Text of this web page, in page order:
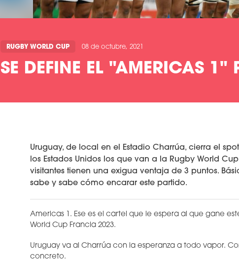
RUGBY WORLD CUP 08 de octubre, 2021
SE DEFINE EL "AMERICAS
Uruguay, de local en el Estadio Charrúa, cierra el
los Estados Unidos los que van a la Rugby World
visitantes tienen una exigua ventaja de 3 puntos.
sabe y sabe cómo encarar este partido.
Americas 1. Ese es el cartel que le espera al que gane
World Cup Francia 2023.
Uruguay va al Charrúa con la esperanza a todo vapor.
concreto.